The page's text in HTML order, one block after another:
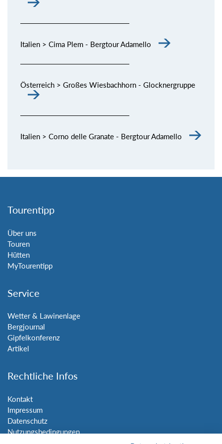
Italien > Cima Plem - Bergtour Adamello
Österreich > Großes Wiesbachhorn - Glocknergruppe
Italien > Corno delle Granate - Bergtour Adamello
Tourentipp
Über uns
Touren
Hütten
MyTourentipp
Service
Wetter & Lawinenlage
Bergjournal
Gipfelkonferenz
Artikel
Rechtliche Infos
Kontakt
Impressum
Datenschutz
Nutzungsbedingungen